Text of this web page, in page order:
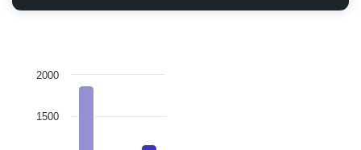
1500
2000